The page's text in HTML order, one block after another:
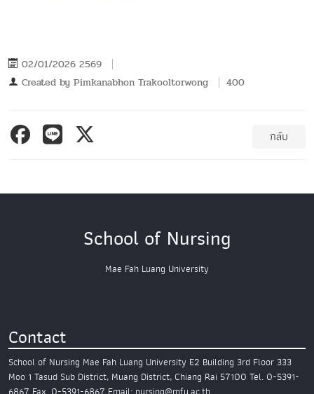
02/01/2026 2569
Created by Pimkanabhon Trakooltorwong 400
กลับ
School of Nursing
Mae Fah Luang University
Contact
School of Nursing Mae Fah Luang University E2 Building 3rd Floor 333
Moo 1 Tasud Sub District, Muang District, Chiang Rai 57100 Tel. 0-5391-